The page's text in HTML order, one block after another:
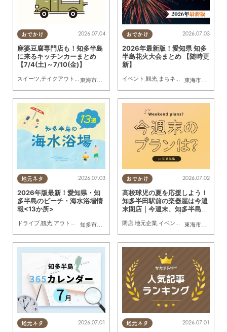
おでかけ
東海市
,大府市 知多市,東浦町,阿久比町,半田市,常滑市
2026.07.04
麻婆豆腐専門店も！知多半島
に来るキッチンカーまとめ
【7/4(土)～7/10(金)】
スイーツ,テイクアウト ,キッチンカー イベント,まとめ記事
おでかけ
東海市
,大府市
2026.07.03
2026年最新版！愛知県 知多
半島花火大会まとめ 【随時更
新】
イベント ,観光, まちネタ 季節ネタ
地元ネタ
知多市
, 常滑市 美浜町,南知多町
2026.07.03
2026年版最新！愛知県・知
多半島のビーチ・海水浴場情
報<13か所>
ドライブ,観光,アウトドア ,自然,まちネタ 季節ネタ,まとめ記事,親子 ,家族,カップル
おでかけ
東海市大府市
2026.07.02
高校球児の夏を応援しよう！
知多半田駅前の楽器屋は今週
末閉店｜今週末、知多半島で
(土)・5(日)】
閉店,地元企業,イベント ドライブ
地元ネタ 2026.07.01 地元ネタ 2026.07.01